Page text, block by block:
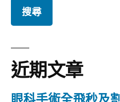
鍵
字:
近期文章